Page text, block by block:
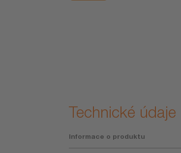
Technické údaje
Informace o produktu